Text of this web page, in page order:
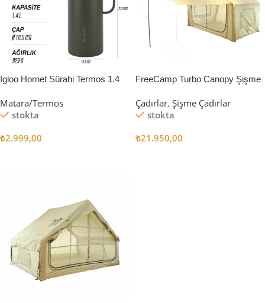
Igloo Hornet Sürahi Termos 1.4
Matara/Termos
stokta
₺2.999,00
FreeCamp Turbo Canopy Şişme
Çadırlar, Şişme Çadırlar
stokta
₺21.950,00